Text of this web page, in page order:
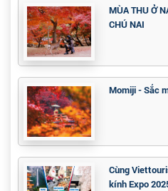
MÙA THU Ở
CHÚ NAI
Momiji - Sắc
Cùng
kính Expo